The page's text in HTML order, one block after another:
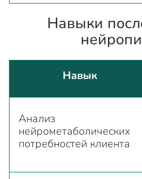
Навыки
Навык
Анализ
нейрометаболических
потребностей клиента